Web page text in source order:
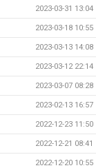
2023-03-31 13:04
2023-03-18 10:55
2023-03-13 14:08
2023-03-12 22:14
2023-03-07 08:28
2023-02-13 16:57
2022-12-23 11:50
2022-12-21 08:41
2022-12-20 10:55